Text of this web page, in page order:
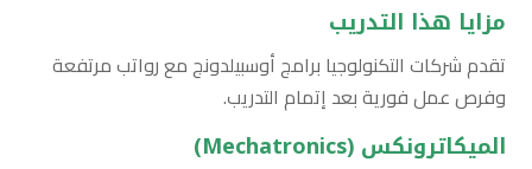
مزايا هذا التدريب
تقدم شركات التكنولوجيا برامج أوسبيلدونج مع رواتب مرتفعة
وفرص عمل فورية بعد إتمام التدريب.
الميكاترونكس (Mechatronics)